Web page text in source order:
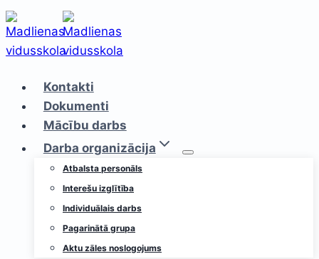
Skip
to
content
Kontakti
Dokumenti
Mācību darbs
Darba organizācija
Atbalsta personāls
Interešu izglītība
Individuālais darbs
Pagarinātā grupa
Aktu zāles noslogojums